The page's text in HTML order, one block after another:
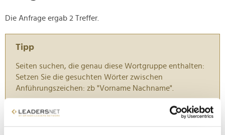
Die Anfrage ergab 2 Treffer.
Tipp
Seiten suchen, die genau diese Wortgruppe enthalten:
Setzen Sie die gesuchten Wörter zwischen
Anführungszeichen: zb "Vorname Nachname".